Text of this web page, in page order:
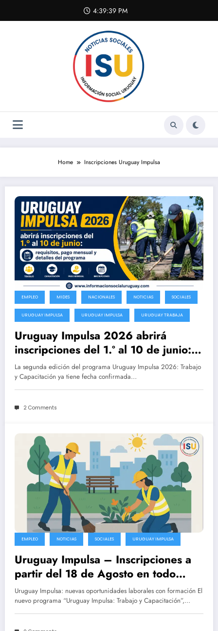
content
4:39:39 PM
Home Inscripciones Uruguay Impulsa
EMPLEO MIDES NACIONALES NOTICIAS SOCIALES
URUGUAY IMPULSA URUGUAY IMPULSA URUGUAY TRABAJA
Uruguay Impulsa 2026 abrirá
inscripciones del 1.º al 10 de junio:
requisitos, pago mensual y detalles
del programa
La segunda edición del programa Uruguay Impulsa 2026: Trabajo
y Capacitación ya tiene fecha confirmada…
2 Comments
EMPLEO NOTICIAS SOCIALES URUGUAY IMPULSA
Uruguay Impulsa – Inscripciones a
partir del 18 de Agosto en todo
Uruguay
Uruguay Impulsa: nuevas oportunidades laborales con formación El
nuevo programa “Uruguay Impulsa: Trabajo y Capacitación”,…